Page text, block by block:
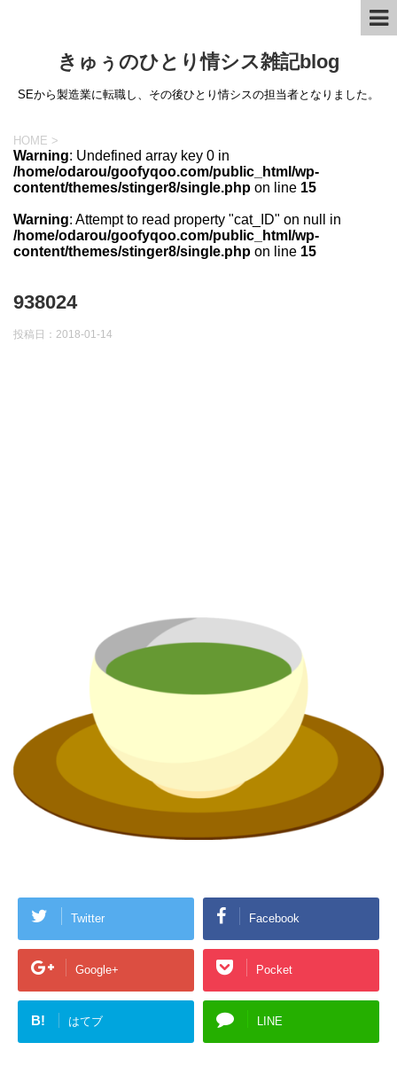
きゅぅのひとり情シス雑記blog
SEから製造業に転職し、その後ひとり情シスの担当者となりました。
HOME >
Warning: Undefined array key 0 in
/home/odarou/goofyqoo.com/public_html/wp-
content/themes/stinger8/single.php on line 15
Warning: Attempt to read property "cat_ID" on null in
/home/odarou/goofyqoo.com/public_html/wp-
content/themes/stinger8/single.php on line 15
938024
投稿日： 2018-01-14
Twitter Facebook
Google+ Pocket
B! はてブ LINE